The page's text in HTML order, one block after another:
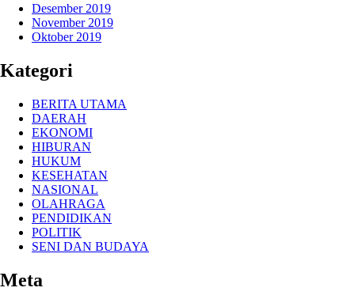
Desember 2019
November 2019
Oktober 2019
Kategori
BERITA UTAMA
DAERAH
EKONOMI
HIBURAN
HUKUM
KESEHATAN
NASIONAL
OLAHRAGA
PENDIDIKAN
POLITIK
SENI DAN BUDAYA
Meta